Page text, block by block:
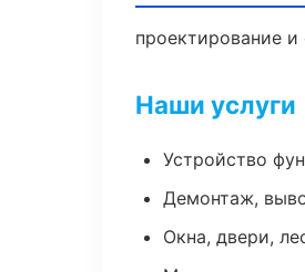
проектирование и
Наши услуги
Устройство
Демонтаж,
Окна, двери,